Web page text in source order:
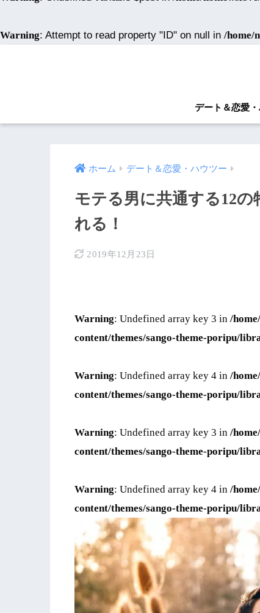
Warning: Attempt to read property "ID" on null in /home/
デート＆恋愛
ホーム デート＆恋愛・ハウツー
モテる男に共通する12
れる！
2019年12月23日
Warning: Undefined array key 3 in /
content/themes/sango-theme-poripu/
Warning: Undefined array key 4 in /
content/themes/sango-theme-poripu/
Warning: Undefined array key 3 in /
content/themes/sango-theme-poripu/
Warning: Undefined array key 4 in /
content/themes/sango-theme-poripu/